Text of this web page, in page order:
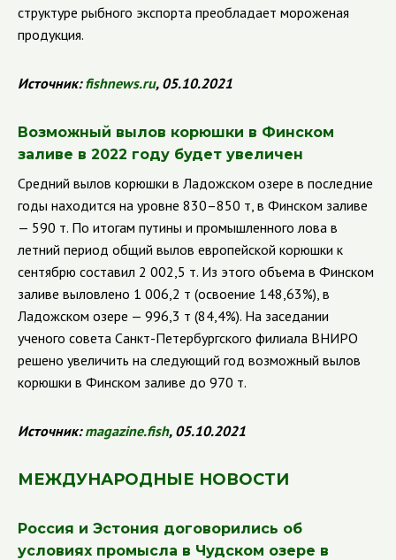
структуре рыбного экспорта преобладает мороженая
продукция.
Источник:fishnews.ru, 05.10.2021
Возможный вылов корюшки в Финском
заливе в 2022 году будет увеличен
Средний вылов корюшки в Ладожском озере в последние
годы находится на уровне 830–850 т, в Финском заливе
— 590 т. По итогам путины и промышленного лова в
летний период общий вылов европейской корюшки к
сентябрю составил 2 002,5 т. Из этого объема в Финском
заливе выловлено 1 006,2 т (освоение 148,63%), в
Ладожском озере — 996,3 т (84,4%). На заседании
ученого совета Санкт-Петербургского филиала ВНИРО
решено увеличить на следующий год возможный вылов
корюшки в Финском заливе до 970 т.
Источник:magazine.fish, 05.10.2021
МЕЖДУНАРОДНЫЕ НОВОСТИ
Россия и Эстония договорились об
условиях промысла в Чудском озере в